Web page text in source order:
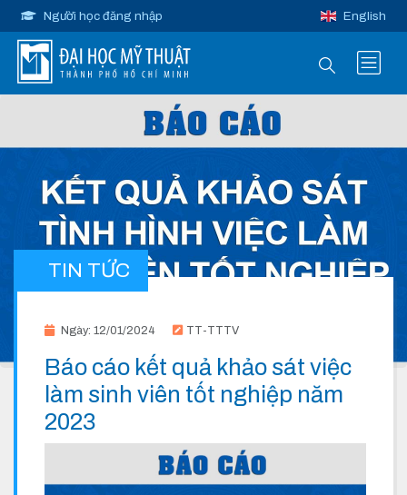
Người học đăng nhập English
TIN TỨC
Ngày: 12/01/2024 TT-TTTV
Báo cáo kết quả khảo sát việc
làm sinh viên tốt nghiệp năm
2023